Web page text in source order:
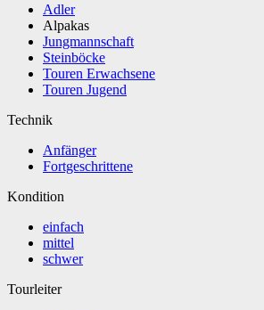
Adler
Alpakas
Jungmannschaft
Steinböcke
Touren Erwachsene
Touren Jugend
Technik
Anfänger
Fortgeschrittene
Kondition
einfach
mittel
schwer
Tourleiter